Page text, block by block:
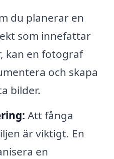
du planerar en
som innefattar
kan en fotograf
och skapa
bilder.
Att fånga
är viktigt. En
en